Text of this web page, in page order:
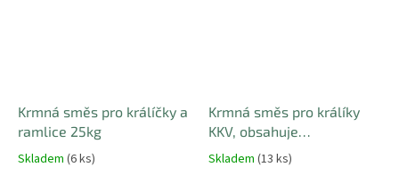
Krmná směs pro králíčky a
ramlice 25kg
Skladem (6 ks)
Krmná směs pro králíky
KKV, obsahuje
antikokcidiostatika 25kg
Skladem (13 ks)